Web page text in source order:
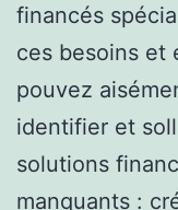
financés
ces besoins et
pouvez
identifier et
solutions
manquants :